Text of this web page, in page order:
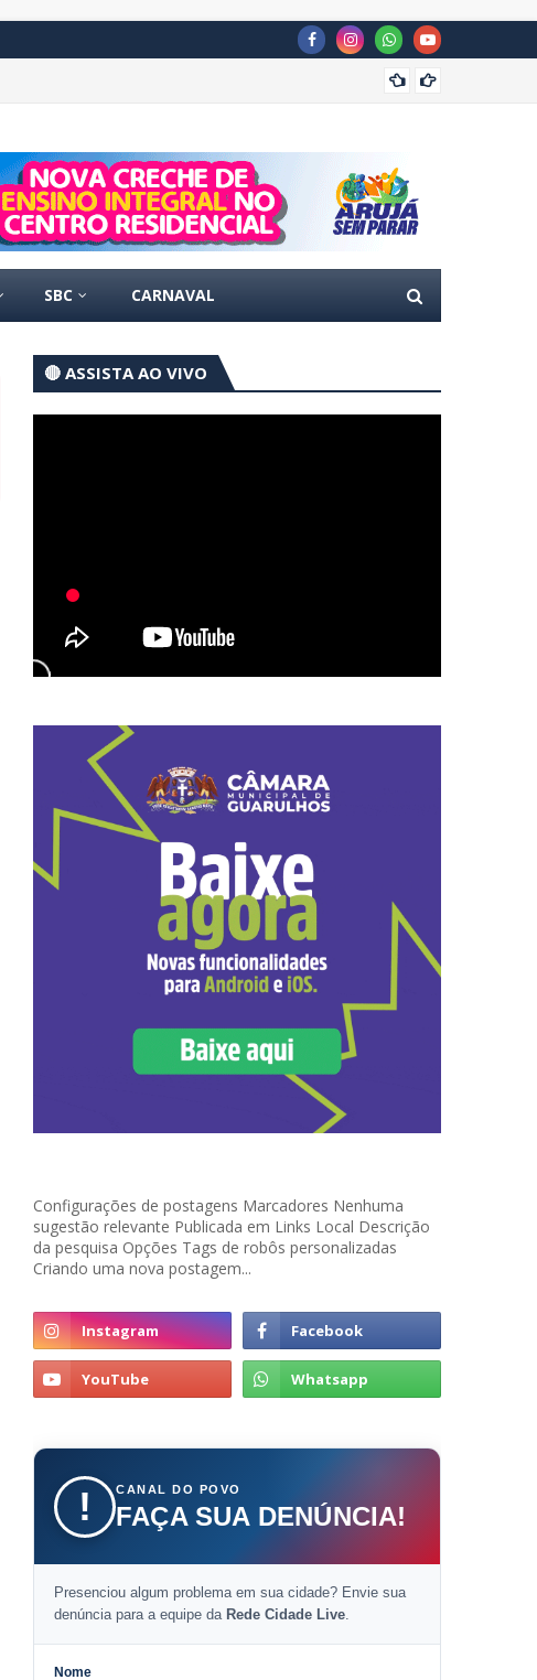
SBC CARNAVAL
🔴 ASSISTA AO VIVO
Configurações de postagens Marcadores Nenhuma
sugestão relevante Publicada em Links Local Descrição
da pesquisa Opções Tags de robôs personalizadas
Criando uma nova postagem...
! CANAL DO POVO
FAÇA SUA DENÚNCIA!
Presenciou algum problema em sua cidade? Envie sua
denúncia para a equipe da Rede Cidade Live.
Nome